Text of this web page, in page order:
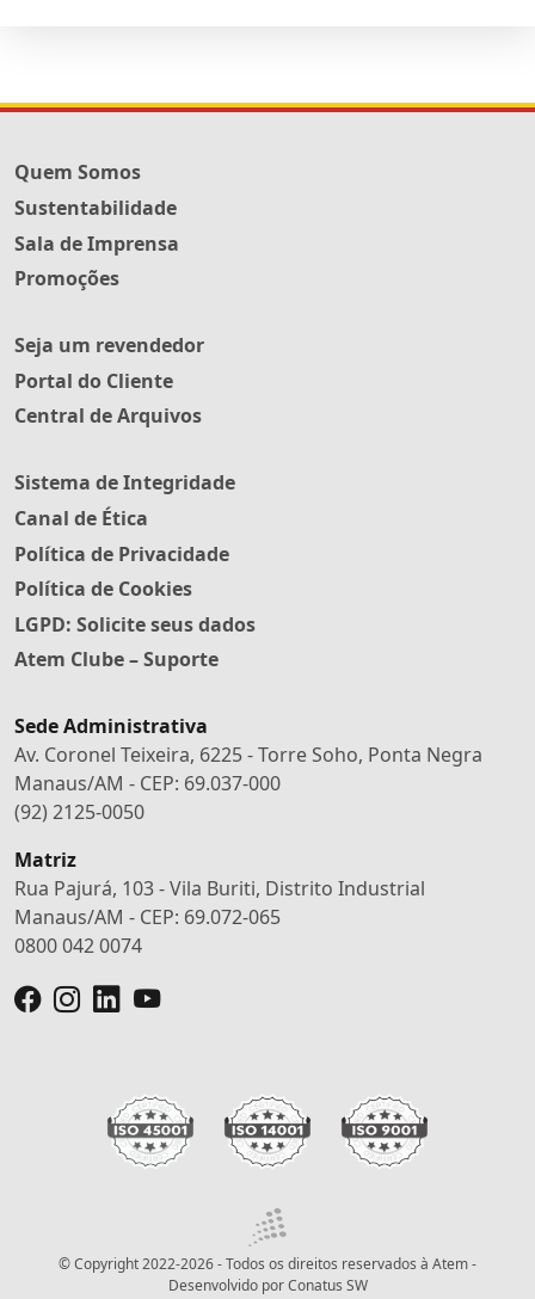
Quem Somos
Sustentabilidade
Sala de Imprensa
Promoções
Seja um revendedor
Portal do Cliente
Central de Arquivos
Sistema de Integridade
Canal de Ética
Política de Privacidade
Política de Cookies
LGPD: Solicite seus dados
Atem Clube – Suporte
Sede Administrativa
Av. Coronel Teixeira, 6225 - Torre Soho, Ponta Negra
Manaus/AM - CEP: 69.037-000
(92) 2125-0050
Matriz
Rua Pajurá, 103 - Vila Buriti, Distrito Industrial
Manaus/AM - CEP: 69.072-065
0800 042 0074
© Copyright 2022-2026 - Todos os direitos reservados à Atem -
Desenvolvido porConatus SW